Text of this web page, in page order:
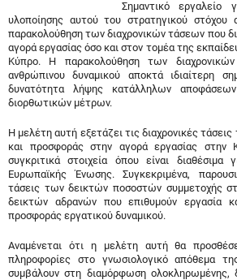
Σημαντικό εργαλείο
υλοποίησης αυτού του στρατηγικού στόχου
παρακολούθηση των διαχρονικών τάσεων που
αγορά εργασίας όσο και στον τομέα της
Κύπρο. Η παρακολούθηση των
ανθρώπινου δυναμικού αποκτά ιδιαίτερη
δυνατότητα λήψης κατάλληλων
διορθωτικών μέτρων.
Η μελέτη αυτή εξετάζει τις διαχρονικές
και προσφοράς στην αγορά εργασίας στην
συγκριτικά στοιχεία όπου είναι
Ευρωπαϊκής Ένωσης. Συγκεκριμένα,
τάσεις των δεικτών ποσοστών συμμετοχής
δεικτών αδρανών που επιθυμούν εργασία
προσφοράς εργατικού δυναμικού.
Αναμένεται ότι η μελέτη αυτή θα
πληροφορίες στο γνωσιολογικό απόθεμα
συμβάλουν στη διαμόρφωση ολοκληρωμένης,